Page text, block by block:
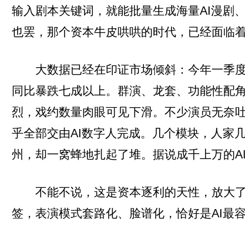
输入剧本关键词，就能批量生成海量AI漫剧
也罢，那个资本牛皮哄哄的时代，已经面临
大数据已经在印证市场倾斜：今年一季
同比暴跌七成以上。群演、龙套、功能性配
烈，戏约数量肉眼可见下滑。不少演员无奈
乎全部交由AI数字人完成。几个模块，人家
州，却一窝蜂地扎起了堆。据说成千上万的
不能不说，这是资本逐利的天性，放大
签，表演模式套路化、脸谱化，恰好是AI最